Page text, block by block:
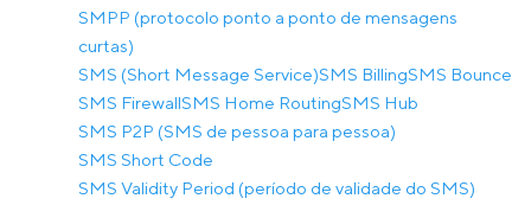
SMPP (protocolo ponto a ponto de mensagens
curtas)
SMS (Short Message Service)SMS BillingSMS Bounce
SMS FirewallSMS Home RoutingSMS Hub
SMS P2P (SMS de pessoa para pessoa)
SMS Short Code
SMS Validity Period (período de validade do SMS)